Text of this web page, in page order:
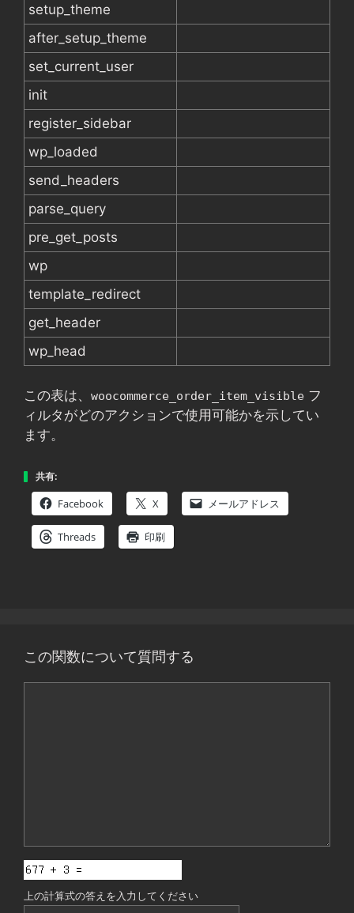
setup_theme
after_setup_theme
set_current_user
init
register_sidebar
wp_loaded
send_headers
parse_query
pre_get_posts
wp
template_redirect
get_header
wp_head
この表は、 woocommerce_order_item_visible フ
ィルタがどのアクションで使用可能かを示してい
ます。
共有:
Facebook X メールアドレス
Threads 印刷
この関数について質問する
上の計算式の答えを入力してください